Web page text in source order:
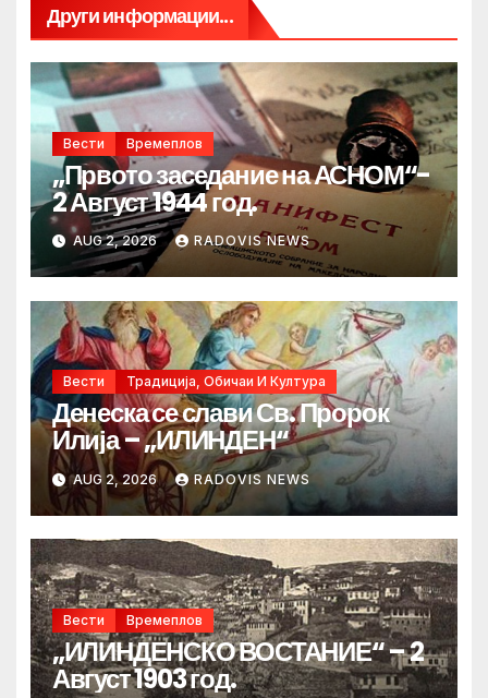
Други информации...
Вести Времеплов
„Првото заседание на АСНОМ“-
2 Август 1944 год.
AUG 2, 2026 RADOVIS NEWS
Вести Традиција, Обичаи И Култура
Денеска се слави Св. Пророк
Илија – „ИЛИНДЕН“
AUG 2, 2026 RADOVIS NEWS
Вести Времеплов
„ИЛИНДЕНСКО ВОСТАНИЕ“ – 2
Август 1903 год.